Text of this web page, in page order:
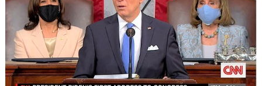
一晃三十年，初夏又相逢。中华日，等你来赴约 —— 密苏里植物
园“中华日三十周年特别报道（五）
筝声与琴韵交汇：刘励(Li Statler)与钢琴家Darek演绎一场古筝
与钢琴的精彩对话